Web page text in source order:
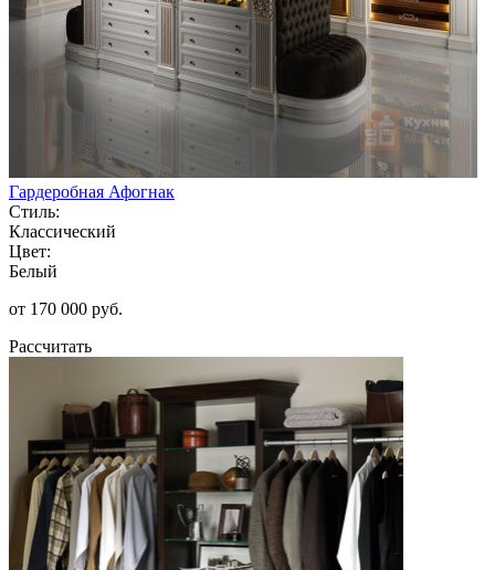
Гардеробная Афогнак
Стиль:
Классический
Цвет:
Белый
от 170 000 руб.
Рассчитать